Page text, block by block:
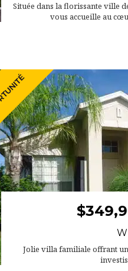
Située dans la florissante ville
vous accueille au
Jolie villa familiale offrant